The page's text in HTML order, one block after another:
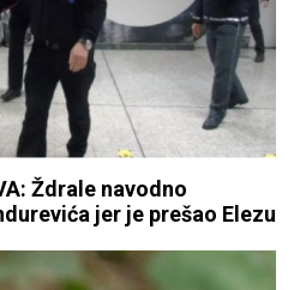
Ždrale navodno
jer je prešao Elezu